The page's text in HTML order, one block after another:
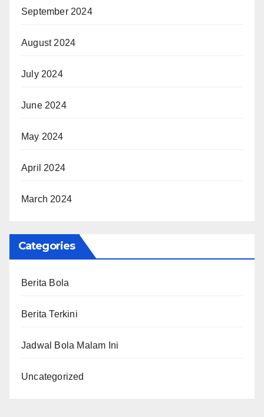
September 2024
August 2024
July 2024
June 2024
May 2024
April 2024
March 2024
Categories
Berita Bola
Berita Terkini
Jadwal Bola Malam Ini
Uncategorized